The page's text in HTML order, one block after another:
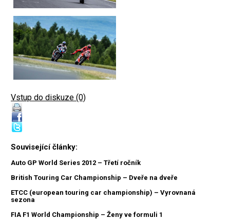
Vstup do diskuze (0)
Související články:
Auto GP World Series 2012 – Třetí ročník
British Touring Car Championship – Dveře na dveře
ETCC (european touring car championship) – Vyrovnaná
sezona
FIA F1 World Championship – Ženy ve formuli 1